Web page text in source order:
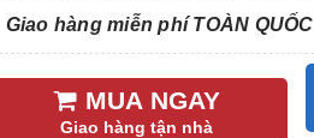
Giao hàng miễn phí TOÀN QUỐC
MUA NGAY
Giao hàng tận nhà